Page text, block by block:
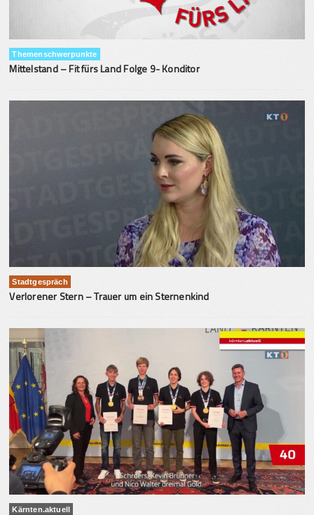
Themenschwerpunkte
Mittelstand – Fit fürs Land Folge 9- Konditor
Stadtgespräch
Verlorener Stern – Trauer um ein Sternenkind
Kärnten.aktuell